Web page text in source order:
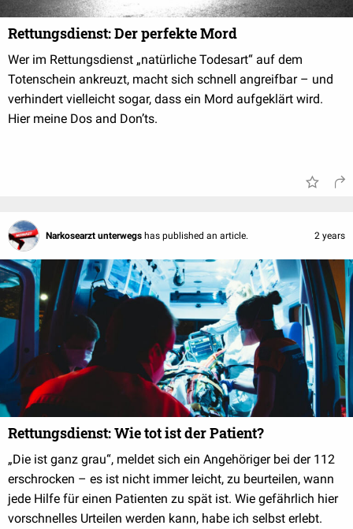
Rettungsdienst: Der perfekte Mord
Wer im Rettungsdienst „natürliche Todesart“ auf dem
Totenschein ankreuzt, macht sich schnell angreifbar – und
verhindert vielleicht sogar, dass ein Mord aufgeklärt wird.
Hier meine Dos and Don’ts.
Narkosearzt unterwegs has published an article. 2 years
Rettungsdienst: Wie tot ist der Patient?
„Die ist ganz grau“, meldet sich ein Angehöriger bei der 112
erschrocken – es ist nicht immer leicht, zu beurteilen, wann
jede Hilfe für einen Patienten zu spät ist. Wie gefährlich hier
vorschnelles Urteilen werden kann, habe ich selbst erlebt.